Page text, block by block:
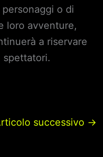
o di
loro avventure,
a riservare
spettatori.
successivo →